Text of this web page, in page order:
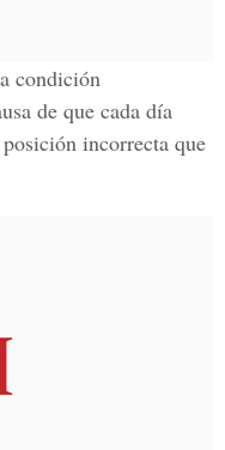
condición
de que cada día
incorrecta que